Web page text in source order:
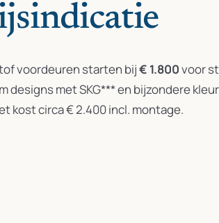
voordeuren starten bij€ 1.800voor
designs met SKG*** en bijzondere
kost circa € 2.400 incl. montage.